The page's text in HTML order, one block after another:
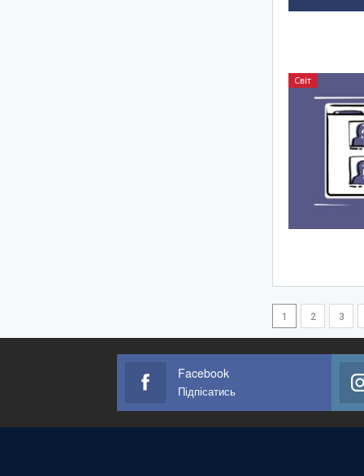
Світ
1 2 3
Facebook
Підпісатись